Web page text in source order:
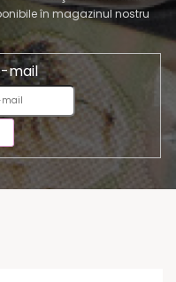
în magazinul nostru
mail